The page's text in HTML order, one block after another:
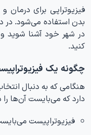
فیزیوتراپی برای
بدن استفاده می‌شود. در
در شهر خود آشنا شوید
کنید.
چگونه یک
هنگامی که به دنبال
دارد که می‌بایست آن‌ها را
فیزیوتراپیست